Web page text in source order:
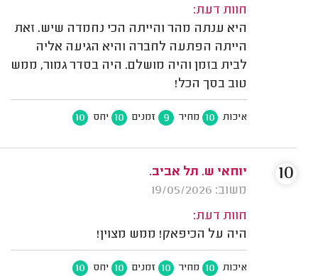
חוות דעת:
היא ענתה מהר והייתה הכי נחמדה שיש. זאת
הייתה הפתעה לחברה והיא הגיעה אליה
לבית בזמן והיה מושלם. היה בסדר גמור, ממש
טוב בסך הכל!
איכות 10 מחיר 9 זמנים 10 יחס 10
יוחאי ש. תל אביב.
משוב: 19/05/2026
חוות דעת:
היה על הכיפאק! ממש מצוין!
איכות 10 מחיר 10 זמנים 10 יחס 10
10